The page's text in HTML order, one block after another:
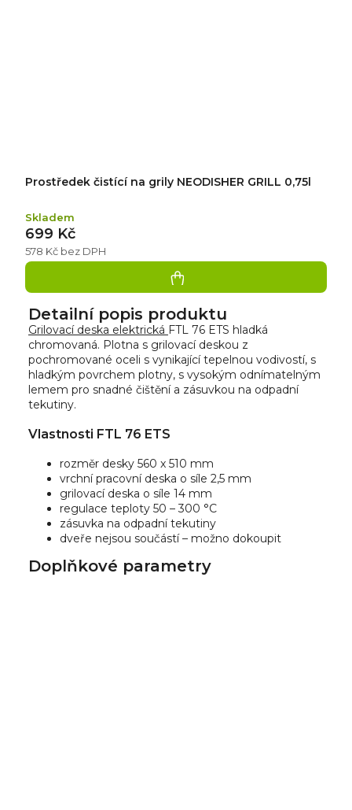
Prostředek čistící na grily NEODISHER GRILL 0,75l
Skladem
578 Kč bez DPH
699 Kč
Detailní popis produktu
Grilovací deska elektrická FTL 76 ETS hladká
chromovaná. Plotna s grilovací deskou z
pochromované oceli s vynikající tepelnou vodivostí, s
hladkým povrchem plotny, s vysokým odnímatelným
lemem pro snadné čištění a zásuvkou na odpadní
tekutiny.
Vlastnosti FTL 76 ETS
rozměr desky 560 x 510 mm
vrchní pracovní deska o síle 2,5 mm
grilovací deska o síle 14 mm
regulace teploty 50 – 300 °C
zásuvka na odpadní tekutiny
dveře nejsou součástí – možno dokoupit
Doplňkové parametry